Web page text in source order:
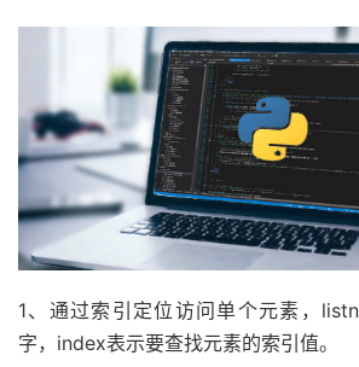
1、通过索引定位访问单个元素，
字，index表示要查找元素的索引值。